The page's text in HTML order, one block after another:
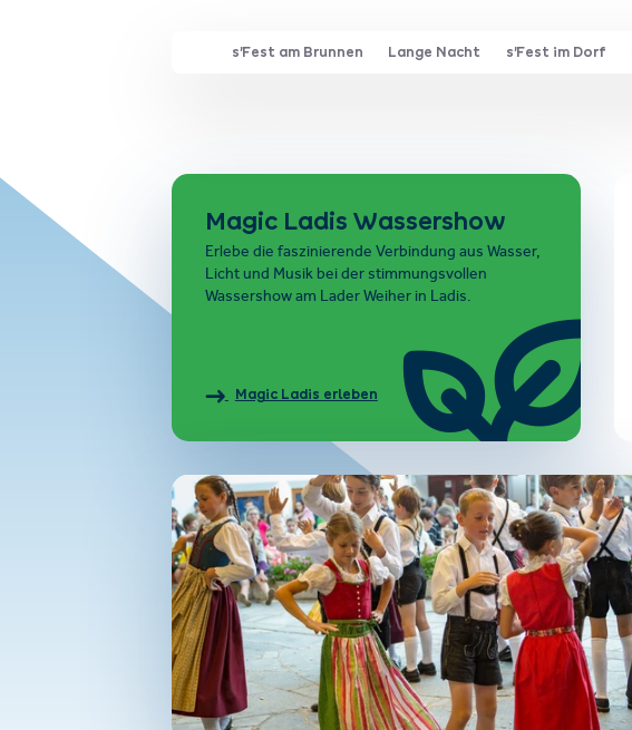
s’Fest am Brunnen Lange Nacht s’Fest im Dorf
Magic Ladis Wassershow
Erlebe die faszinierende Verbindung aus Wasser,
Licht und Musik bei der stimmungsvollen
Wassershow am Lader Weiher in Ladis.
Magic Ladis erleben